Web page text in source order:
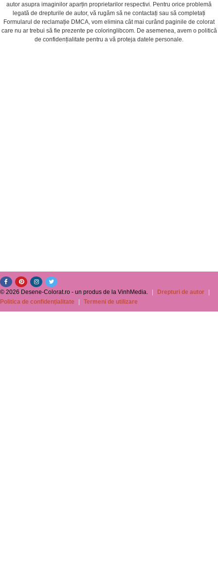
autor asupra imaginilor aparțin proprietarilor respectivi. Pentru orice problemă
legată de drepturile de autor, vă rugăm să ne contactați sau să completați
Formularul de reclamație DMCA, vom elimina cât mai curând paginile de colorat
care nu ar trebui să fie prezente pe coloringlibcom. De asemenea, avem o politică
de confidențialitate pentru a vă proteja datele personale.
© 2026 Desene-Colorat.ro - un produs de la VinhMedia. Drepturi de autor
Politica de confidențialitate
Termeni de utilizare